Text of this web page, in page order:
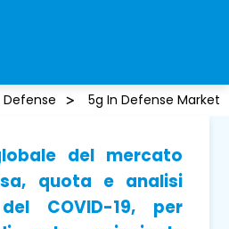
5g In Defense Market
del mercato
quota e analisi
COVID-19, per